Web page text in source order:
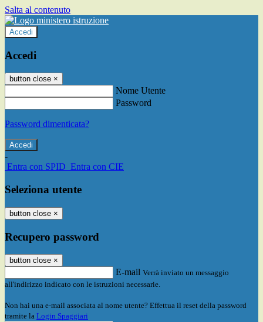
Salta al contenuto
Accedi
Accedi
button close ×
Nome Utente
Password
Password dimenticata?
-
Entra con SPID Entra con CIE
Seleziona utente
button close ×
Recupero password
button close ×
E-mail Verrà inviato un messaggio
all'indirizzo indicato con le istruzioni necessarie.
Non hai una e-mail associata al nome utente? Effettua il reset della password
tramite la Login Spaggiari